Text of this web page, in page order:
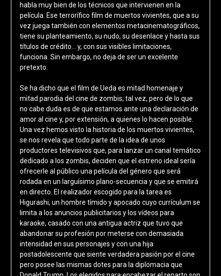
habla muy bien de los técnicos que intervienen en la
película. Ese terrorífico film de muertos vivientes, que a su
vez juega también con elementos metacinematográficos,
tiene su planteamiento, su nudo, su desenlace y hasta sus
títulos de crédito… y, con sus visibles limitaciones,
funciona. Sin embargo, no deja de ser un excelente
pretexto.
Se ha dicho que el film de Ueda es mitad homenaje y
mitad parodia del cine de zombis; tal vez, pero de lo que
no cabe duda es de que estamos ante una declaración de
amor al cine y, por extensión, a quienes lo hacen posible.
Una vez hemos visto la historia de los muertos vivientes,
se nos revela que todo parte de la idea de unos
productores televisivos que, para lanzar un canal temático
dedicado a los zombis, deciden que el estreno ideal sería
ofrecerle al público una película del género que será
rodada en un larguísimo plano-secuencia y que se emitirá
en directo. El realizador escogido para la tarea es
Higurashi, un hombre tímido y apocado cuyo currículum se
limita a los anuncios publicitarios y los vídeos para
karaoke, casado con una antigua actriz que tuvo que
abandonar su profesión por meterse con demasiada
intensidad en sus personajes y con una hija
postadolescente que siente verdadera pasión por el cine
pero posee las mismas dotes para la diplomacia que